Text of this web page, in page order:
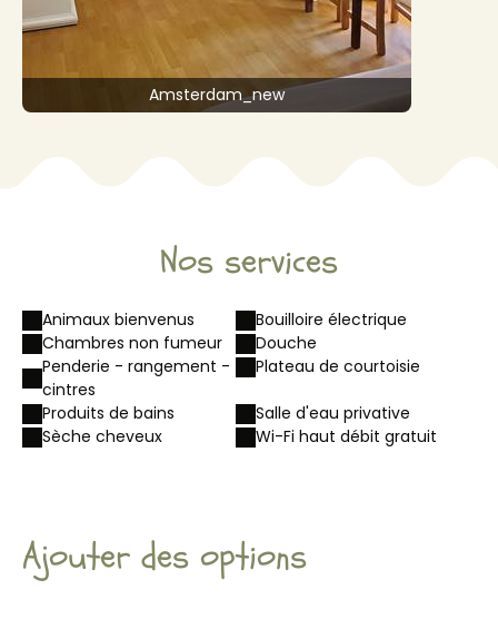
Amsterdam_new
Nos services
Animaux bienvenus
Bouilloire électrique
Chambres non fumeur
Douche
Penderie - rangement -
cintres
Plateau de courtoisie
Produits de bains
Salle d'eau privative
Sèche cheveux
Wi-Fi haut débit gratuit
Ajouter des options